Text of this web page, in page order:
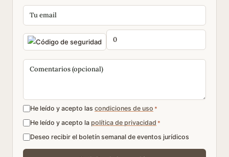
He leído y acepto las condiciones de uso *
He leído y acepto la política de privacidad *
Deseo recibir el boletín semanal de eventos jurídicos